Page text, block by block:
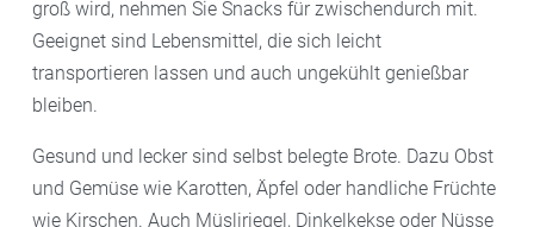
groß wird, nehmen Sie Snacks für zwischendurch mit.
Geeignet sind Lebensmittel, die sich leicht
transportieren lassen und auch ungekühlt genießbar
bleiben.
Gesund und lecker sind selbst belegte Brote. Dazu Obst
und Gemüse wie Karotten, Äpfel oder handliche Früchte
wie Kirschen. Auch Müsliriegel, Dinkelkekse oder Nüsse